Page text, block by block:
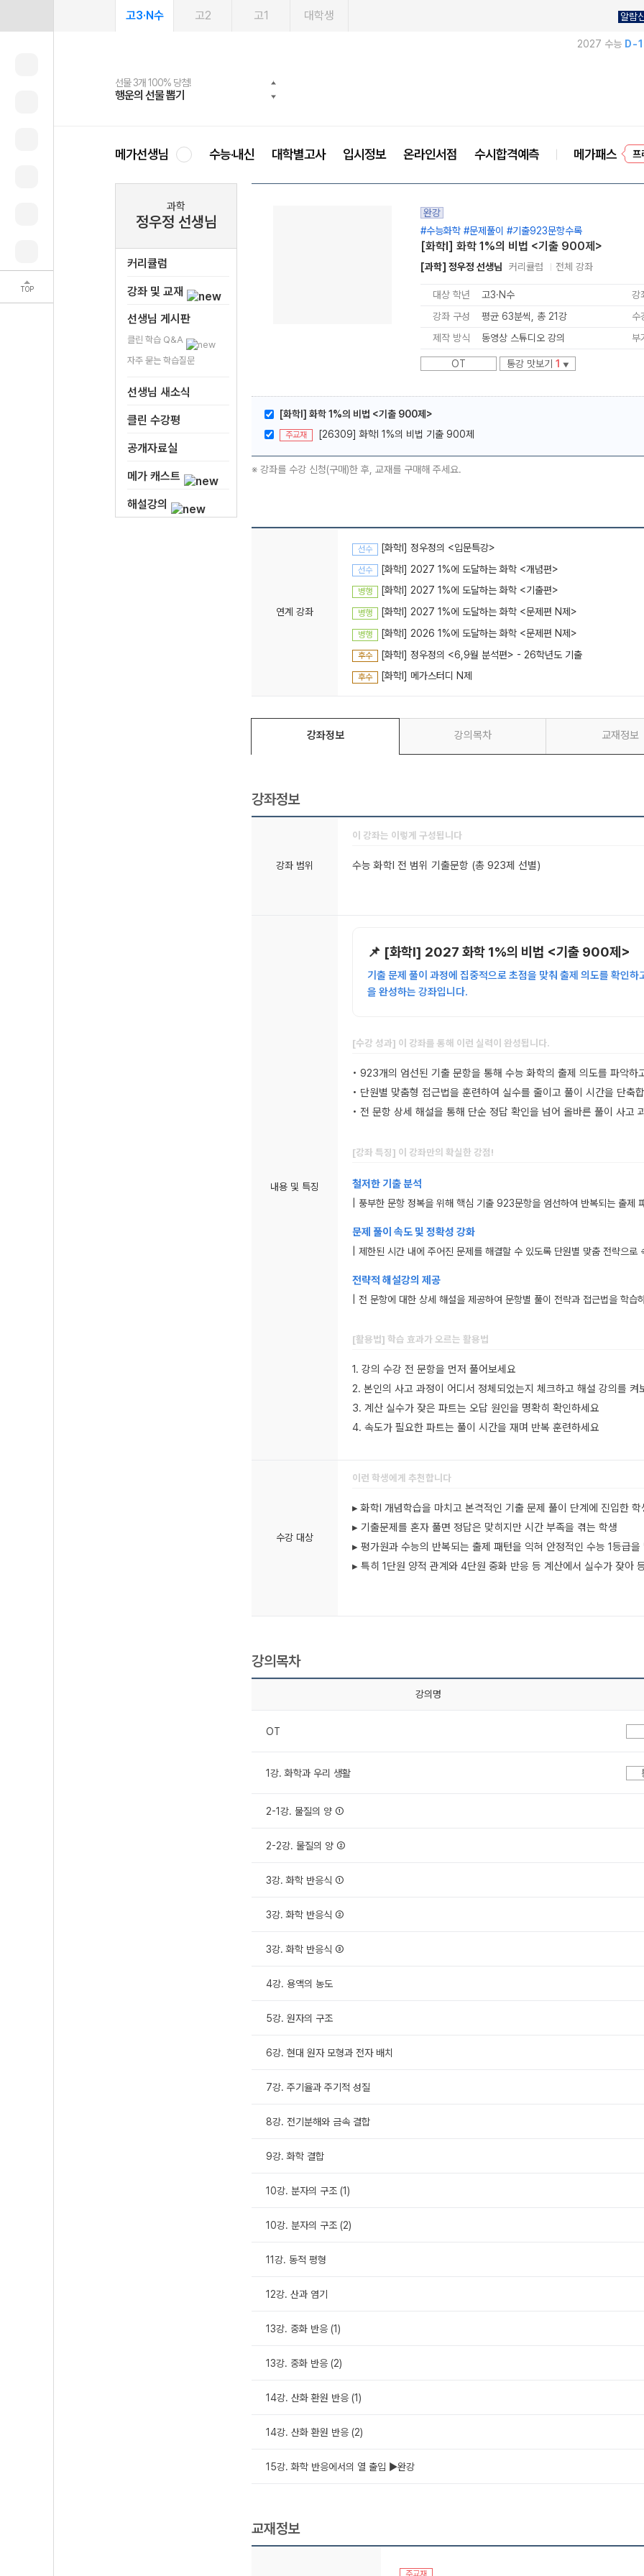
TOP
고3·N수 고2 고1 대학생 알람
2027 수능 D-
메가스터디
선물 3개 100% 당첨!
행운의 선물 뽑기
선물 100% 증정!
메가스터디 X 올리브
여름방학 스터디 캐시백
메가런 썸머스쿨
2027 러셀 단과
강사 공개선발
스마트러닝앱
설문 EVENT
메가패스
3일 무료 체험권
메가패스 수강생 무료혜택!
메가클럽 멤버십
사회공헌 캠페인
희망이룸 메가나눔
메가선생님 수능·내신 대학별고사 입시정보 온라인서점 수시합격예측 메가패스
프
과학
정우정 선생님
커리큘럼
강좌 및 교재
선생님 게시판
클린 학습 Q&A
자주 묻는 학습질문
선생님 새소식
클린 수강평
공개자료실
메가 캐스트
해설강의
완강
#수능화학 #문제풀이 #기출923문항수록
[화학l] 화학 1%의 비법 <기출 900제>
[과학] 정우정 선생님 커리큘럼 전체 강좌
대상 학년 고3·N수 강
강좌 구성
평균 63분씩, 총 21강 수
제작 방식
동영상 스튜디오 강의 부
OT 통강 맛보기 1 ▼
[화학l] 화학 1%의 비법 <기출 900제>
주교재 [26309] 화학I 1%의 비법 기출 900제
※ 강좌를 수강 신청(구매)한 후, 교재를 구매해 주세요.
연계 강좌
선수 [화학l] 정우정의 <입문특강>
선수 [화학l] 2027 1%에 도달하는 화학 <개념편>
병행 [화학I] 2027 1%에 도달하는 화학 <기출편>
병행 [화학I] 2027 1%에 도달하는 화학 <문제편 N제>
병행 [화학l] 2026 1%에 도달하는 화학 <문제편 N제>
후수 [화학l] 정우정의 <6,9월 분석편> - 26학년도 기출
후수 [화학I] 메가스터디 N제
강좌정보 강의목차 교재정보
강좌정보
강좌 범위
이 강좌는 이렇게 구성됩니다
수능 화학I 전 범위 기출문항 (총 923제 선별)
내용 및 특징
📌 [화학l] 2027 화학 1%의 비법 <기출 900제>
기출 문제 풀이 과정에 집중적으로 초점을 맞춰 출제 의도를 확인
을 완성하는 강좌입니다.
[수강 성과] 이 강좌를 통해 이런 실력이 완성됩니다.
• 923개의 엄선된 기출 문항을 통해 수능 화학의 출제 의도를 파악하
• 단원별 맞춤형 접근법을 훈련하여 실수를 줄이고 풀이 시간을 단축
• 전 문항 상세 해설을 통해 단순 정답 확인을 넘어 올바른 풀이 사고
[강좌 특징] 이 강좌만의 확실한 강점!
철저한 기출 분석
| 풍부한 문항 정복을 위해 핵심 기출 923문항을 엄선하여 반복되는 출제
문제 풀이 속도 및 정확성 강화
| 제한된 시간 내에 주어진 문제를 해결할 수 있도록 단원별 맞춤 전략으로
전략적 해설강의 제공
| 전 문항에 대한 상세 해설을 제공하여 문항별 풀이 전략과 접근법을 학습
[활용법] 학습 효과가 오르는 활용법
1. 강의 수강 전 문항을 먼저 풀어보세요
2. 본인의 사고 과정이 어디서 정체되었는지 체크하고 해설 강의를 켜
3. 계산 실수가 잦은 파트는 오답 원인을 명확히 확인하세요
4. 속도가 필요한 파트는 풀이 시간을 재며 반복 훈련하세요
수강 대상
이런 학생에게 추천합니다
▸ 화학I 개념학습을 마치고 본격적인 기출 문제 풀이 단계에 진입한 학
▸ 기출문제를 혼자 풀면 정답은 맞히지만 시간 부족을 겪는 학생
▸ 평가원과 수능의 반복되는 출제 패턴을 익혀 안정적인 수능 1등급을
▸ 특히 1단원 양적 관계와 4단원 중화 반응 등 계산에서 실수가 잦아
강의목차
강의명
OT
1강. 화학과 우리 생활
2-1강. 물질의 양 ①
2-2강. 물질의 양 ②
3강. 화학 반응식 ①
3강. 화학 반응식 ②
3강. 화학 반응식 ③
4강. 용액의 농도
5강. 원자의 구조
6강. 현대 원자 모형과 전자 배치
7강. 주기율과 주기적 성질
8강. 전기분해와 금속 결합
9강. 화학 결합
10강. 분자의 구조 (1)
10강. 분자의 구조 (2)
11강. 동적 평형
12강. 산과 염기
13강. 중화 반응 (1)
13강. 중화 반응 (2)
14강. 산화 환원 반응 (1)
14강. 산화 환원 반응 (2)
15강. 화학 반응에서의 열 출입 ▶완강
교재정보
주교재